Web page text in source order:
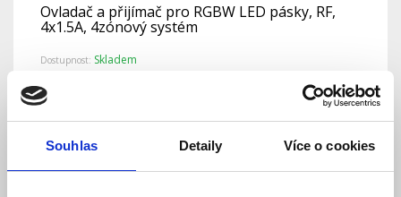
Souhlas Detaily Více o cookies
Ovladač a přijímač pro RGBW LED pásky, RF,
4x1.5A, 4zónový systém
Dostupnost: Skladem
359 Kč
Detail Do košíku